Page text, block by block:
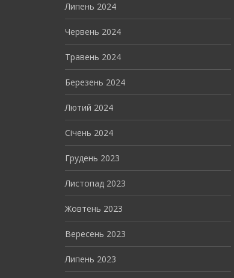
Липень 2024
Червень 2024
Травень 2024
Березень 2024
Лютий 2024
Січень 2024
Грудень 2023
Листопад 2023
Жовтень 2023
Вересень 2023
Липень 2023